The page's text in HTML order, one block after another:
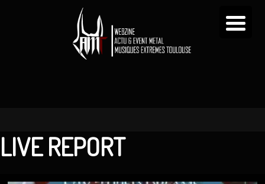
LIVE REPORT